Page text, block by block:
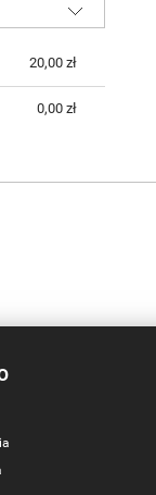
20,00 zł
0,00 zł